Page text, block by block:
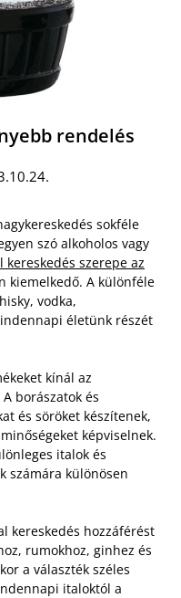
rendelés
sokféle
szó alkoholos vagy
kereskedés szerepe az
kiemelkedő. A különféle
vodka,
életünk részét
kínál az
borászatok és
és söröket készítenek,
képviselnek.
italok és
számára különösen
kereskedés hozzáférést
rumokhoz, ginhez és
a választék széles
italoktól a